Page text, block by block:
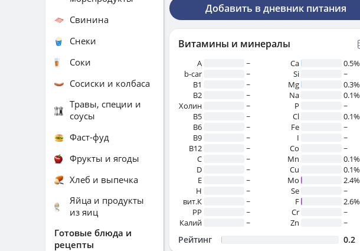
Добавить в дневник питания
Витамины и минералы
A
~
b-car
~
В1
~
B2
~
Холин
~
B5
~
B6
~
B9
~
B12
~
C
~
D
~
E
~
H
~
вит.К
~
PP
~
Калий
~
Ca
0.5%
Si
~
Mg
0.3%
Na
0.1%
P
~
Cl
0.1%
Fe
~
I
~
Co
~
Mn
0.1%
Cu
0.1%
Mo
2.4%
Se
~
F
2.6%
Cr
~
Zn
~
Рейтинг 0.2
Свинина
Снеки
Соки
Сосиски и колбаса
Травы, специи и
соусы
Фаст-фуд
Фрукты и ягоды
Хлеб и выпечка
Яйца и продукты
из яиц
Готовые блюда и
рецепты